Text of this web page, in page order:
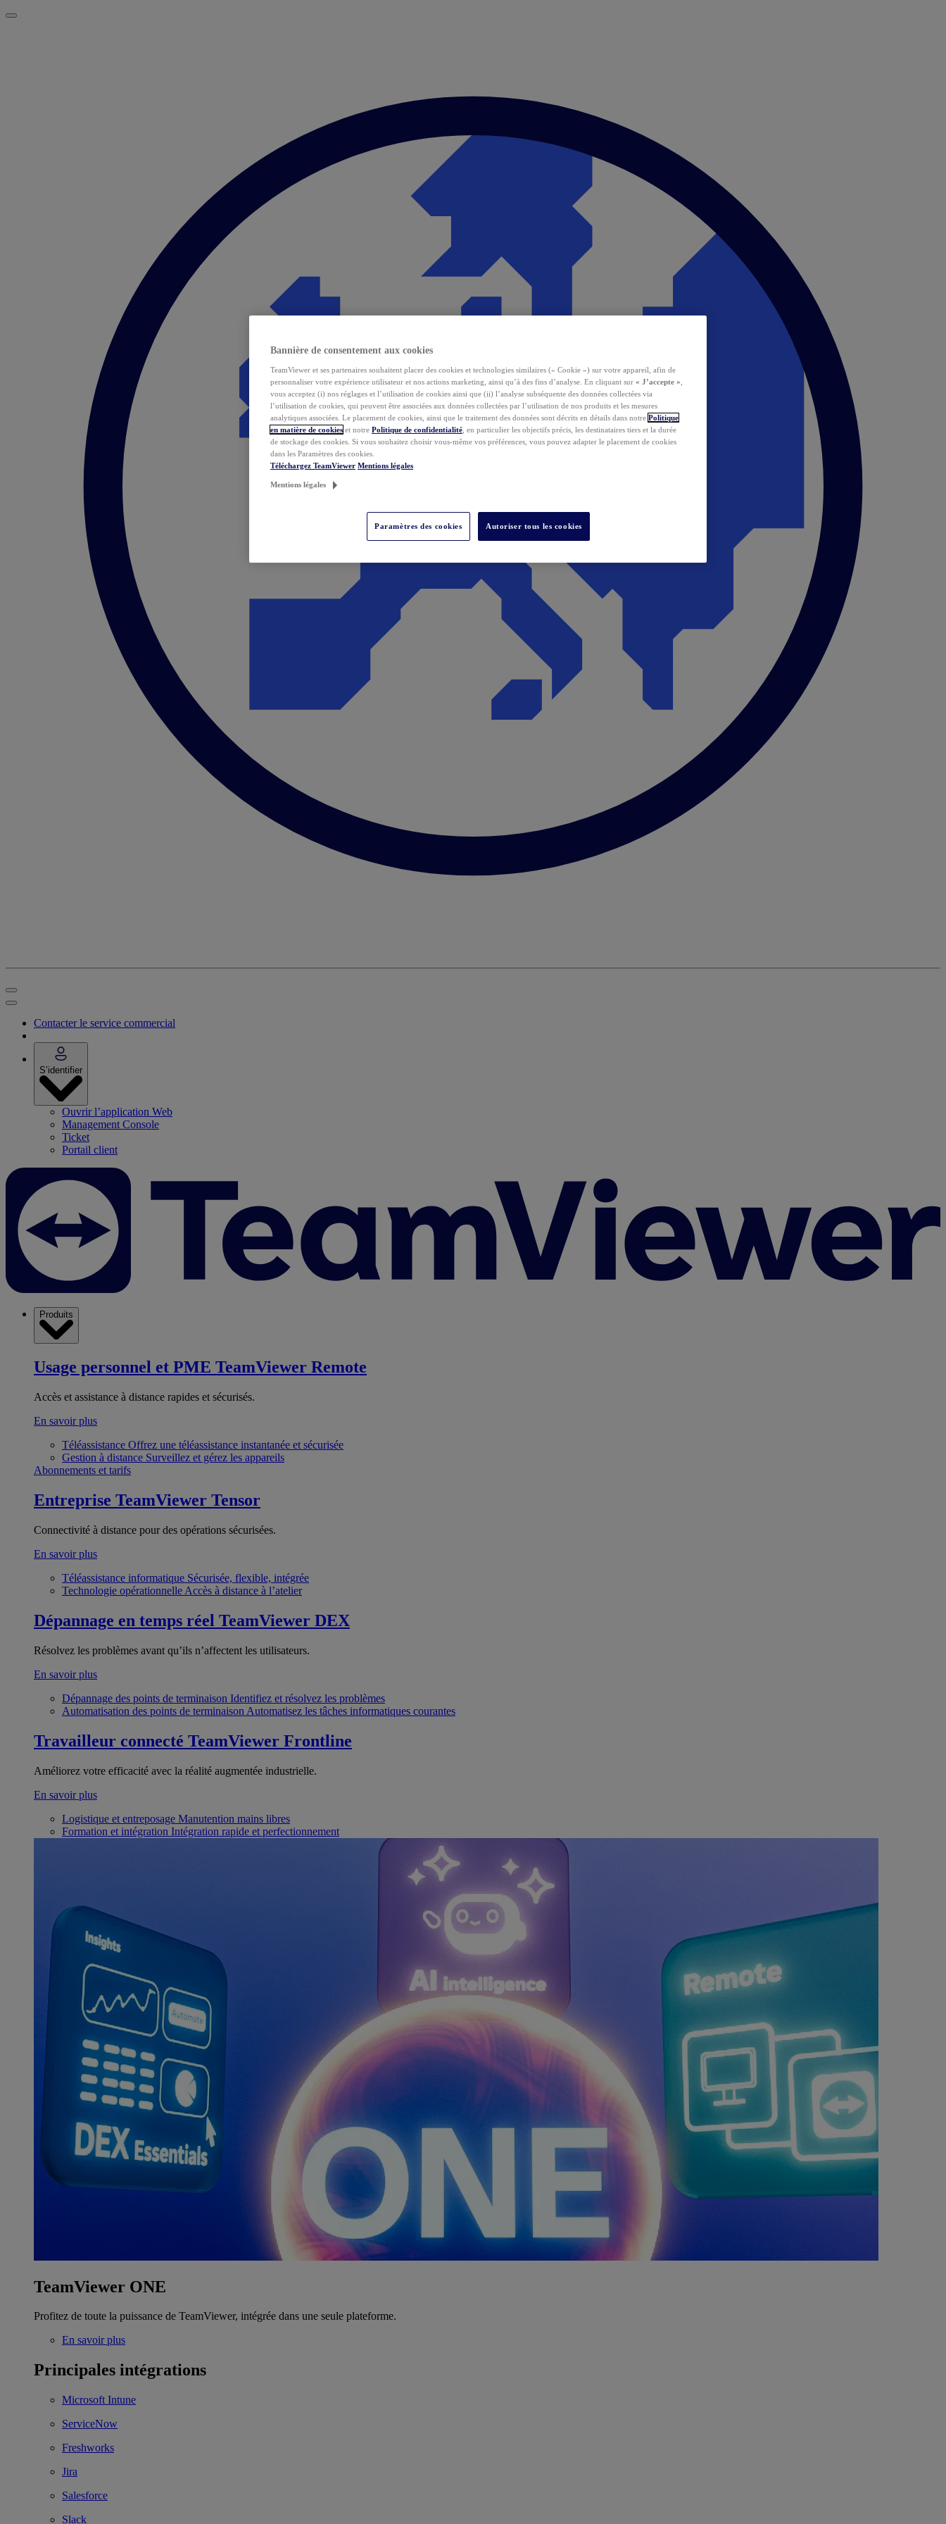
Contacter le service commercial
S’identifier
Ouvrir l’application Web
Management Console
Ticket
Portail client
Produits
Usage personnel et PME TeamViewer Remote
Accès et assistance à distance rapides et sécurisés.
En savoir plus
Téléassistance Offrez une téléassistance instantanée et sécurisée
Gestion à distance Surveillez et gérez les appareils
Abonnements et tarifs
Entreprise TeamViewer Tensor
Connectivité à distance pour des opérations sécurisées.
En savoir plus
Téléassistance informatique Sécurisée, flexible, intégrée
Technologie opérationnelle Accès à distance à l’atelier
Dépannage en temps réel TeamViewer DEX
Résolvez les problèmes avant qu’ils n’affectent les utilisateurs.
En savoir plus
Dépannage des points de terminaison Identifiez et résolvez les problèmes
Automatisation des points de terminaison Automatisez les tâches informatiques courantes
Travailleur connecté TeamViewer Frontline
Améliorez votre efficacité avec la réalité augmentée industrielle.
En savoir plus
Logistique et entreposage Manutention mains libres
Formation et intégration Intégration rapide et perfectionnement
TeamViewer ONE
Profitez de toute la puissance de TeamViewer, intégrée dans une seule plateforme.
En savoir plus
Principales intégrations
Microsoft Intune
ServiceNow
Freshworks
Jira
Salesforce
Slack
Bannière de consentement aux cookies
TeamViewer et ses partenaires souhaitent placer des cookies et technologies similaires (« Cookie ») sur votre appareil, afin de
personnaliser votre expérience utilisateur et nos actions marketing, ainsi qu’à des fins d’analyse. En cliquant sur « J’accepte »
vous acceptez (i) nos réglages et l’utilisation de cookies ainsi que (ii) l’analyse subséquente des données collectées via
l’utilisation de cookies, qui peuvent être associées aux données collectées par l’utilisation de nos produits et les mesures
analytiques associées. Le placement de cookies, ainsi que le traitement des données sont décrits en détails dans notre Politique
en matière de cookies et notre Politique de confidentialité , en particulier les objectifs précis, les destinataires tiers et la durée
de stockage des cookies. Si vous souhaitez choisir vous-même vos préférences, vous pouvez adapter le placement de cookies
dans les Paramètres des cookies.
Téléchargez TeamViewer Mentions légales
Mentions légales
Paramètres des cookies Autoriser tous les cookies